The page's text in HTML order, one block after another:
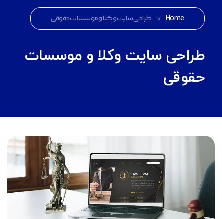
Home
» طراحی سایت وکلا و موسسات حقوقی
طراحی سایت وکلا و موسسات
حقوقی